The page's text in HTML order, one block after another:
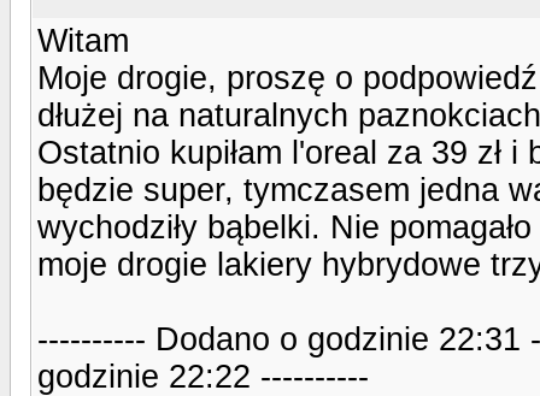
Witam
Moje drogie, proszę o
dłużej na naturalnych
Ostatnio kupiłam l'oreal za 39 zł
będzie super, tymczasem jedna
wychodziły bąbelki. Nie
moje drogie lakiery hybrydowe
---------- Dodano o godzinie 22:31
godzinie 22:22 ----------